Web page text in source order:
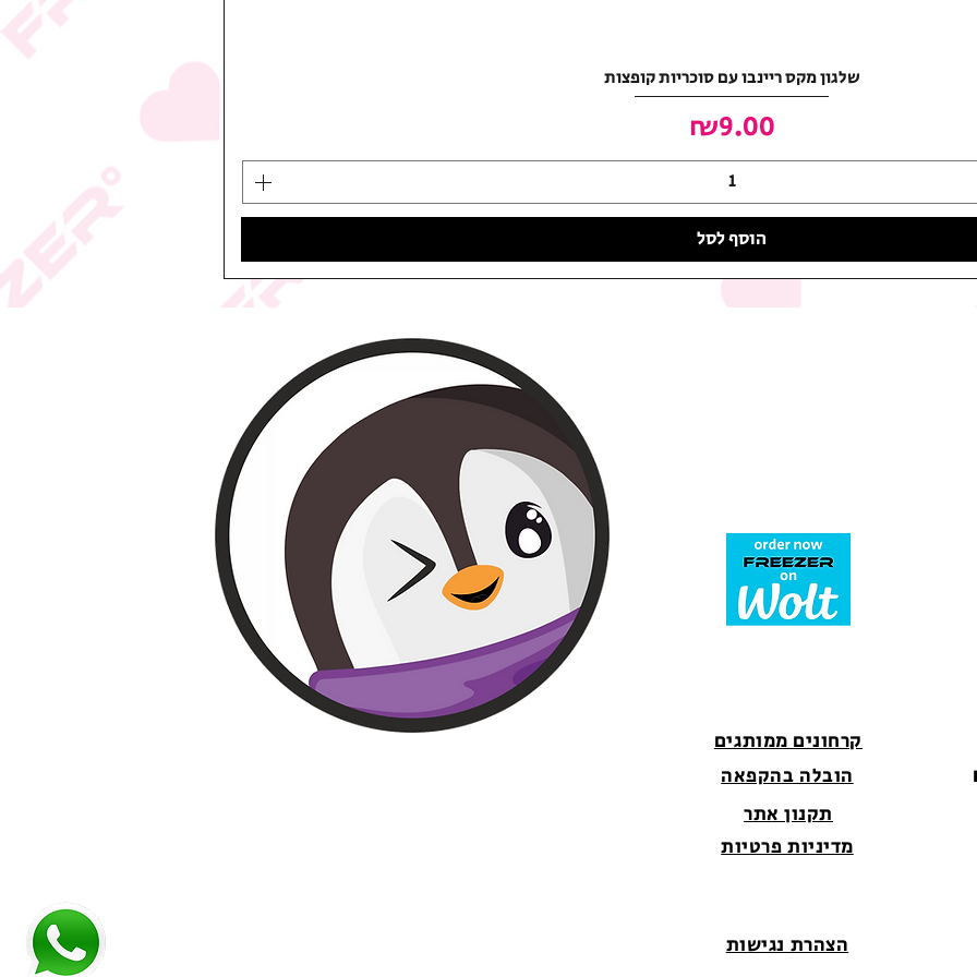
שלגון מקס ריינבו עם סוכריות קופצות
מחיר
₪9.00
הוסף לסל
קרחונים ממותגים
הובלה בהקפאה
תקנון אתר
מדיניות פרטיות
הצהרת נגישות